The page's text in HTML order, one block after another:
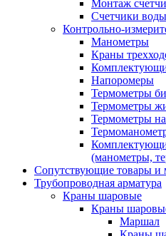
Монтаж
Счетчики
Контрольно-
Манометры
Краны
Напоромеры
Термометры
Термометры
Термометры
(манометры,
Сопутствующие товары и
Трубопроводная арматура
Краны шаровые
Краны
Маршал